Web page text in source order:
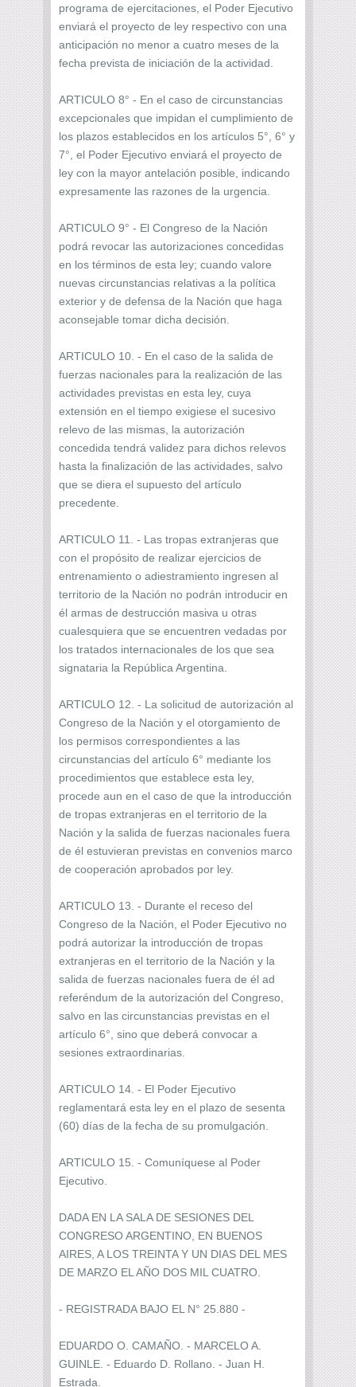
programa de ejercitaciones, el Poder Ejecutivo
enviará el proyecto de ley respectivo con una
anticipación no menor a cuatro meses de la
fecha prevista de iniciación de la actividad.
ARTICULO 8° - En el caso de circunstancias
excepcionales que impidan el cumplimiento de
los plazos establecidos en los artículos 5°, 6° y
7°, el Poder Ejecutivo enviará el proyecto de
ley con la mayor antelación posible, indicando
expresamente las razones de la urgencia.
ARTICULO 9° - El Congreso de la Nación
podrá revocar las autorizaciones concedidas
en los términos de esta ley; cuando valore
nuevas circunstancias relativas a la política
exterior y de defensa de la Nación que haga
aconsejable tomar dicha decisión.
ARTICULO 10. - En el caso de la salida de
fuerzas nacionales para la realización de las
actividades previstas en esta ley, cuya
extensión en el tiempo exigiese el sucesivo
relevo de las mismas, la autorización
concedida tendrá validez para dichos relevos
hasta la finalización de las actividades, salvo
que se diera el supuesto del artículo
precedente.
ARTICULO 11. - Las tropas extranjeras que
con el propósito de realizar ejercicios de
entrenamiento o adiestramiento ingresen al
territorio de la Nación no podrán introducir en
él armas de destrucción masiva u otras
cualesquiera que se encuentren vedadas por
los tratados internacionales de los que sea
signataria la República Argentina.
ARTICULO 12. - La solicitud de autorización al
Congreso de la Nación y el otorgamiento de
los permisos correspondientes a las
circunstancias del artículo 6° mediante los
procedimientos que establece esta ley,
procede aun en el caso de que la introducción
de tropas extranjeras en el territorio de la
Nación y la salida de fuerzas nacionales fuera
de él estuvieran previstas en convenios marco
de cooperación aprobados por ley.
ARTICULO 13. - Durante el receso del
Congreso de la Nación, el Poder Ejecutivo no
podrá autorizar la introducción de tropas
extranjeras en el territorio de la Nación y la
salida de fuerzas nacionales fuera de él ad
referéndum de la autorización del Congreso,
salvo en las circunstancias previstas en el
artículo 6°, sino que deberá convocar a
sesiones extraordinarias.
ARTICULO 14. - El Poder Ejecutivo
reglamentará esta ley en el plazo de sesenta
(60) días de la fecha de su promulgación.
ARTICULO 15. - Comuníquese al Poder
Ejecutivo.
DADA EN LA SALA DE SESIONES DEL
CONGRESO ARGENTINO, EN BUENOS
AIRES, A LOS TREINTA Y UN DIAS DEL MES
DE MARZO EL AÑO DOS MIL CUATRO.
- REGISTRADA BAJO EL N° 25.880 -
EDUARDO O. CAMAÑO. - MARCELO A.
GUINLE. - Eduardo D. Rollano. - Juan H.
Estrada.